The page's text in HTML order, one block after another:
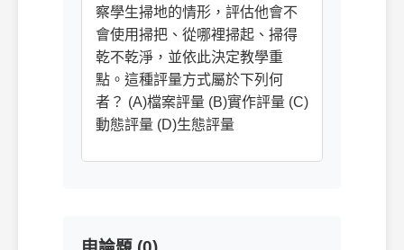
察學生掃地的情形，評估他會不
會使用掃把、從哪裡掃起、掃得
乾不乾淨，並依此決定教學重
點。這種評量方式屬於下列何
者？ (A)檔案評量 (B)實作評量 (C)
動態評量 (D)生態評量